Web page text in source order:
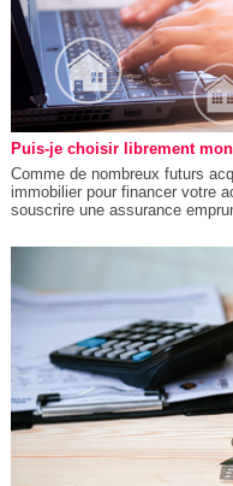
Puis-je choisir librement
Comme de nombreux futurs
immobilier pour financer votre
souscrire une assurance